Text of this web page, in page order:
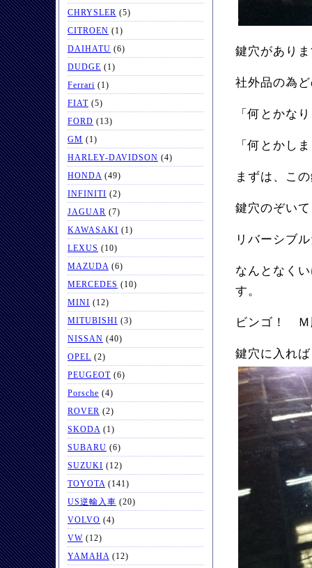
CHRYSLER (5)
CITROEN (1)
DAIHATU (6)
DUDGE (1)
Ferrari (1)
FIAT (5)
FORD (13)
GM (1)
HARLEY-DAVIDSON (4)
HONDA (49)
INFINITI (2)
JAGUAR (7)
KAWASAKI (1)
LEXUS (10)
MAZUDA (6)
MERCEDES (10)
MINI (12)
MITUBISHI (3)
NISSAN (40)
OPEL (2)
PEUGEOT (6)
Porsche (4)
ROVER (2)
SKODA (1)
SUBARU (6)
SUZUKI (12)
TOYOTA (141)
US逆輸入車 (20)
VOLVO (4)
VW (12)
YAMAHA (12)
鍵穴があり
社外品の為
「何とか
「何とかし
まずは、こ
鍵穴のぞい
リバーシブ
なんとなく
す。
ビンゴ！ Ｍ
鍵穴に入れ